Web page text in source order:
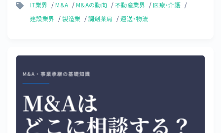
IT業界 M&A M&Aの動向 不動産業界
医療・介護
建設業界
製造業 調剤薬局 運送・物流